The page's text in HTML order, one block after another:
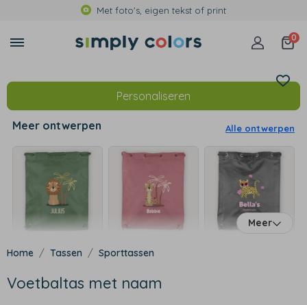
Met foto's, eigen tekst of print
0
Personaliseren
Meer ontwerpen Alle ontwerpen
Meer
Tassen Sporttassen
Voetbaltas met naam